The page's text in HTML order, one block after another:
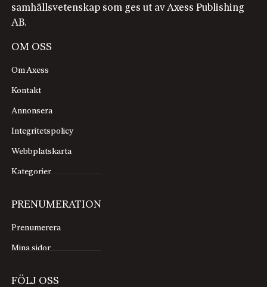
samhällsvetenskap som ges ut av Axess Publishing
AB.
OM OSS
Om Axess
Kontakt
Annonsera
Integritetspolicy
Webbplatskarta
Kategorier
PRENUMERATION
Prenumerera
Mina sidor
FÖLJ OSS